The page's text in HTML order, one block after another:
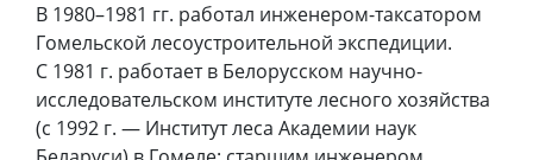
В 1980–1981 гг. работал инженером-таксатором
Гомельской лесоустроительной экспедиции.
С 1981 г. работает в Белорусском научно-
исследовательском институте лесного хозяйства
(с 1992 г. — Институт леса Академии наук